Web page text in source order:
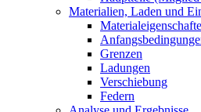
Materialien, Laden und
Grenzen
Ladungen
Verschiebung
Federn